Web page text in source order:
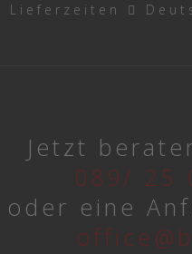
Lieferzeiten
Jetzt
089/ 25
oder eine